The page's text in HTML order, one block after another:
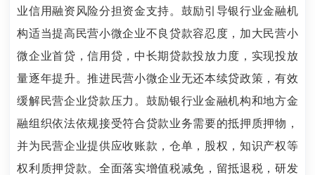
业信用融资风险分担资金支持。鼓励引导银行业金融机
构适当提高民营小微企业不良贷款容忍度，加大民营小
微企业首贷，信用贷，中长期贷款投放力度，实现投放
量逐年提升。推进民营小微企业无还本续贷政策，有效
缓解民营企业贷款压力。鼓励银行业金融机构和地方金
融组织依法依规接受符合贷款业务需要的抵押质押物，
并为民营企业提供应收账款，仓单，股权，知识产权等
权利质押贷款。全面落实增值税减免，留抵退税，研发